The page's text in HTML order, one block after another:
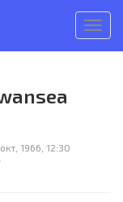
меню
1966, 12:30